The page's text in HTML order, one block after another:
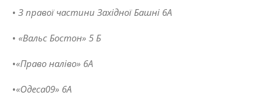
• З правої частини Західної Башні 6А
• «Вальс Бостон» 5 Б
•«Право наліво» 6А
•«Одеса09» 6А